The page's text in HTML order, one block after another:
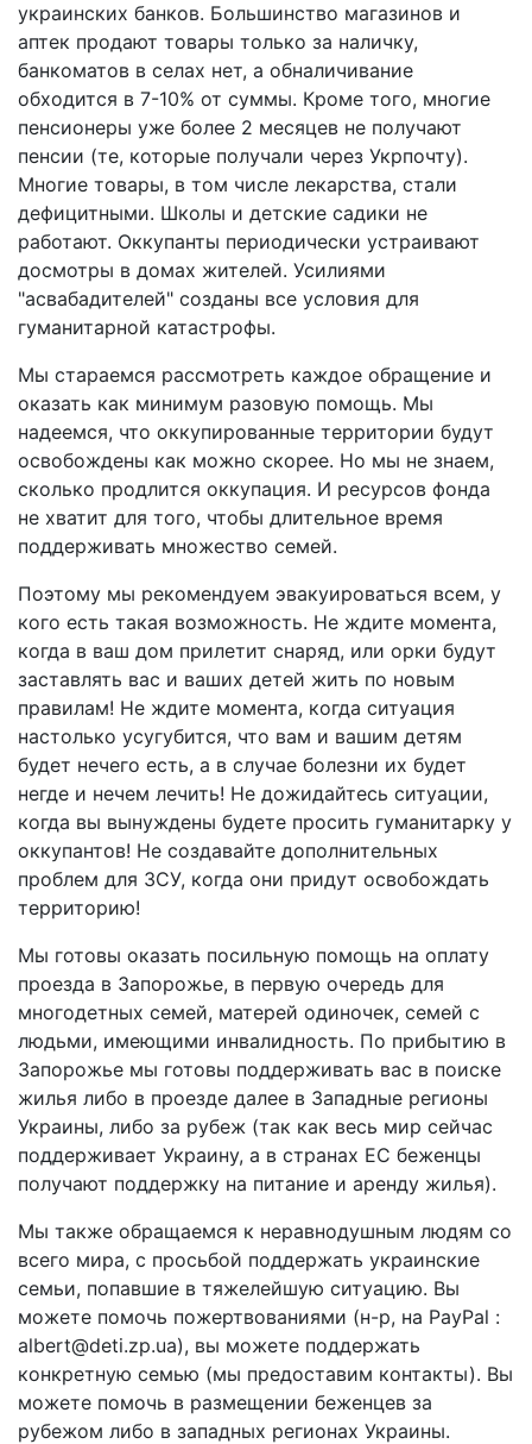
украинских банков. Большинство магазинов и
аптек продают товары только за наличку,
банкоматов в селах нет, а обналичивание
обходится в 7-10% от суммы. Кроме того, многие
пенсионеры уже более 2 месяцев не получают
пенсии (те, которые получали через Укрпочту).
Многие товары, в том числе лекарства, стали
дефицитными. Школы и детские садики не
работают. Оккупанты периодически устраивают
досмотры в домах жителей. Усилиями
"асвабадителей" созданы все условия для
гуманитарной катастрофы.
Мы стараемся рассмотреть каждое обращение и
оказать как минимум разовую помощь. Мы
надеемся, что оккупированные территории будут
освобождены как можно скорее. Но мы не знаем,
сколько продлится оккупация. И ресурсов фонда
не хватит для того, чтобы длительное время
поддерживать множество семей.
Поэтому мы рекомендуем эвакуироваться всем, у
кого есть такая возможность. Не ждите момента,
когда в ваш дом прилетит снаряд, или орки будут
заставлять вас и ваших детей жить по новым
правилам! Не ждите момента, когда ситуация
настолько усугубится, что вам и вашим детям
будет нечего есть, а в случае болезни их будет
негде и нечем лечить! Не дожидайтесь ситуации,
когда вы вынуждены будете просить гуманитарку у
оккупантов! Не создавайте дополнительных
проблем для ЗСУ, когда они придут освобождать
территорию!
Мы готовы оказать посильную помощь на оплату
проезда в Запорожье, в первую очередь для
многодетных семей, матерей одиночек, семей с
людьми, имеющими инвалидность. По прибытию в
Запорожье мы готовы поддерживать вас в поиске
жилья либо в проезде далее в Западные регионы
Украины, либо за рубеж (так как весь мир сейчас
поддерживает Украину, а в странах ЕС беженцы
получают поддержку на питание и аренду жилья).
Мы также обращаемся к неравнодушным людям со
всего мира, с просьбой поддержать украинские
семьи, попавшие в тяжелейшую ситуацию. Вы
можете помочь пожертвованиями (н-р, на PayPal :
albert@deti.zp.ua), вы можете поддержать
конкретную семью (мы предоставим контакты). Вы
можете помочь в размещении беженцев за
рубежом либо в западных регионах Украины.